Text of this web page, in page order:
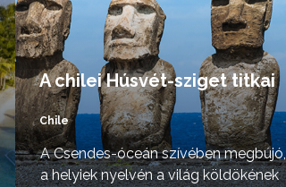
A chilei Húsvét-sziget titkai
Chile
A Csendes-óceán szívében megbújó,
a helyiek nyelvén a világ köldökének